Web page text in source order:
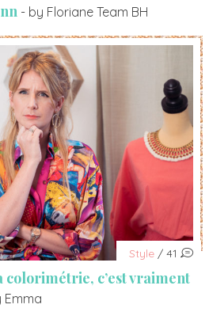
- by Floriane Team BH
Style / 41
colorimétrie, c’est vraiment
Emma